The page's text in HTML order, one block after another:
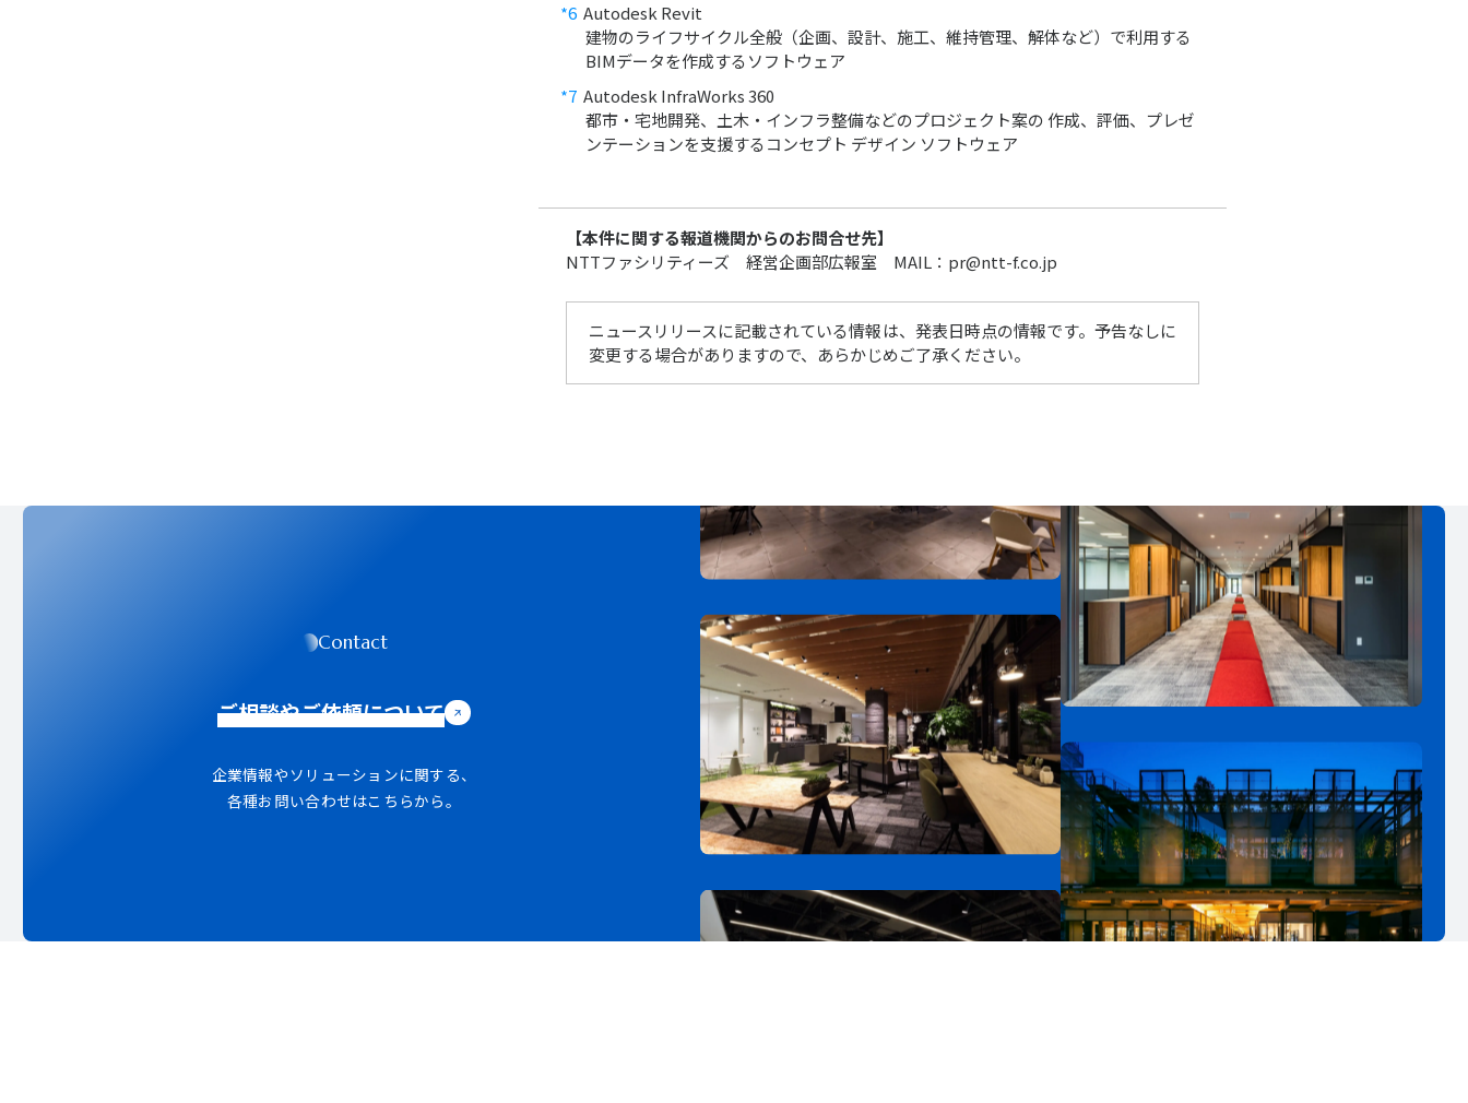
*6 Autodesk Revit
建物のライフサイクル全般（企画、設計、施工、維持管理、解体など）で利用する
BIMデータを作成するソフトウェア
*7 Autodesk InfraWorks 360
都市・宅地開発、土木・インフラ整備などのプロジェクト案の 作成、評価、プレゼ
ンテーションを支援するコンセプト デザイン ソフトウェア
【本件に関する報道機関からのお問合せ先】
NTTファシリティーズ 経営企画部広報室 MAIL：pr@ntt-f.co.jp
ニュースリリースに記載されている情報は、発表日時点の情報です。予告なしに
変更する場合がありますので、あらかじめご了承ください。
Contact
ご相談やご依頼について
企業情報やソリューションに関する、
各種お問い合わせはこちらから。